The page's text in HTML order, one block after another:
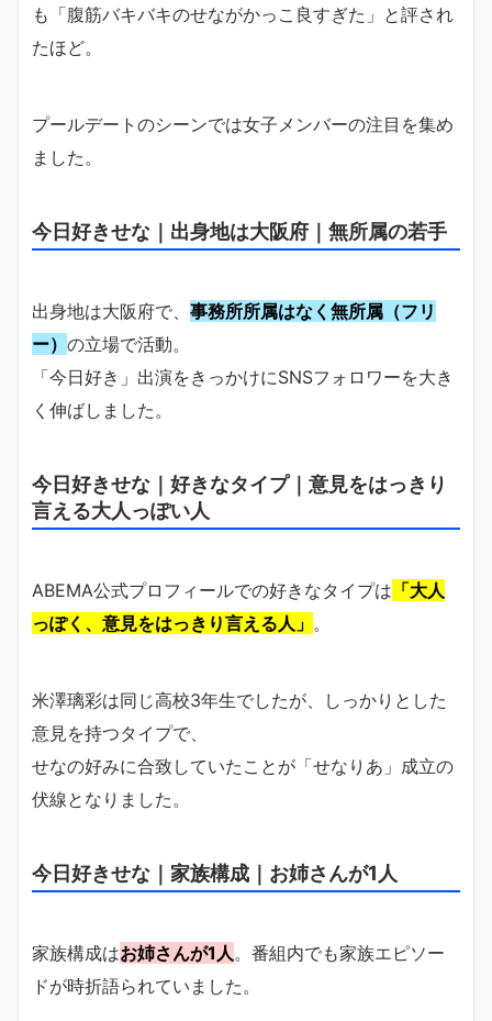
も「腹筋バキバキのせながかっこ良すぎた」と評され
たほど。
プールデートのシーンでは女子メンバーの注目を集め
ました。
今日好きせな｜出身地は大阪府｜無所属の若手
出身地は大阪府で、 事務所所属はなく無所属（フリ
ー） の立場で活動。
「今日好き」出演をきっかけにSNSフォロワーを大き
く伸ばしました。
今日好きせな｜好きなタイプ｜意見をはっきり
言える大人っぽい人
ABEMA公式プロフィールでの好きなタイプは 「大人
っぽく、意見をはっきり言える人」 。
米澤璃彩は同じ高校3年生でしたが、しっかりとした
意見を持つタイプで、
せなの好みに合致していたことが「せなりあ」成立の
伏線となりました。
今日好きせな｜家族構成｜お姉さんが1人
家族構成はお姉さんが1人。番組内でも家族エピソー
ドが時折語られていました。